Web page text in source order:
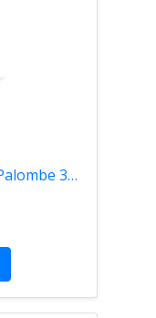
Φυσίγγια NSI Special Palombe 36gr 00036